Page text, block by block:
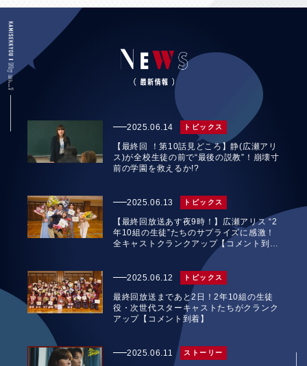
2025.06.14 トピックス
【最終回 ！第10話見どころ】静(広瀬アリ
ス)が全校生徒の前で“最後の説教”！崩壊寸
前の学園を救えるか!?
2025.06.13 トピックス
【最終回放送あす夜9時！】広瀬アリス “2
年10組の生徒”たちのサプライズに感激！
全キャストクランクアップ【コメント到
2025.06.12 トピックス
最終回放送まであと2日！2年10組の生徒
役・次世代スターキャストたちがクランク
アップ【コメント到着】
2025.06.11 ストーリー